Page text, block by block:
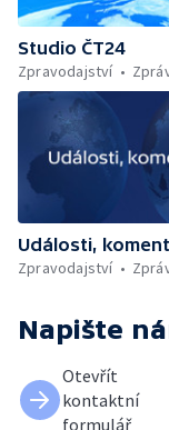
Studio ČT24
Zpravodajství
Události,
Zpravodajství
Napište
Otevřít
kontaktní
formulář